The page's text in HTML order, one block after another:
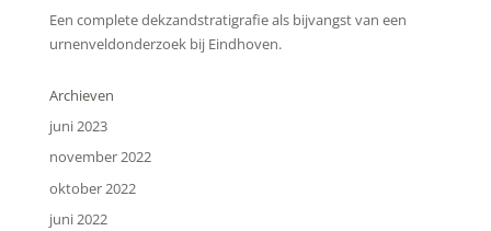
Een complete dekzandstratigrafie als bijvangst van een
urnenveldonderzoek bij Eindhoven.
Archieven
juni 2023
november 2022
oktober 2022
juni 2022